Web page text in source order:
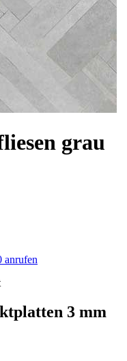
grau
anrufen
3 mm